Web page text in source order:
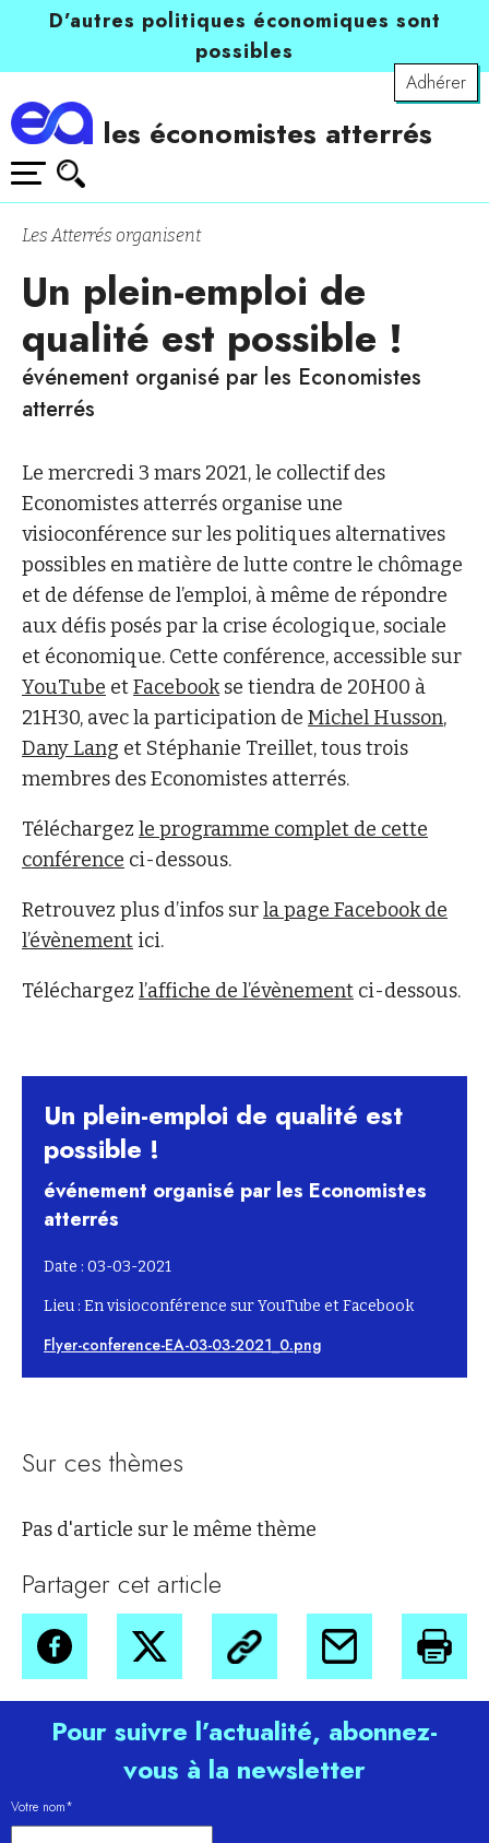
D’autres politiques économiques sont
possibles
Adhérer
les économistes atterrés
Les Atterrés organisent
Un plein-emploi de
qualité est possible !
événement organisé par les Economistes
atterrés
Le mercredi 3 mars 2021, le collectif des
Economistes atterrés organise une
visioconférence sur les politiques alternatives
possibles en matière de lutte contre le chômage
et de défense de l’emploi, à même de répondre
aux défis posés par la crise écologique, sociale
et économique. Cette conférence, accessible sur
YouTube etFacebookse tiendra de 20H00 à
21H30, avec la participation de Michel Husson,
Dany Lang et Stéphanie Treillet, tous trois
membres des Economistes atterrés.
Téléchargez le programme complet de cette
conférence ci-dessous.
Retrouvez plus d’infos surla page Facebook de
l’évènement ici.
Téléchargez l’affiche de l’évènement ci-dessous.
Un plein-emploi de qualité est
possible !
événement organisé par les Economistes
atterrés
Date : 03-03-2021
Lieu : En visioconférence sur YouTube et Facebook
Flyer-conference-EA-03-03-2021_0.png
Sur ces thèmes
Pas d'article sur le même thème
Partager cet article
Pour suivre l’actualité, abonnez-
vous à la newsletter
Votre nom*